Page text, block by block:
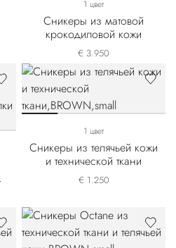
1 цвет
Сникеры из матовой
крокодиловой кожи
€ 3.950
1 цвет
Сникеры из телячьей кожи
и технической ткани
€ 1.250